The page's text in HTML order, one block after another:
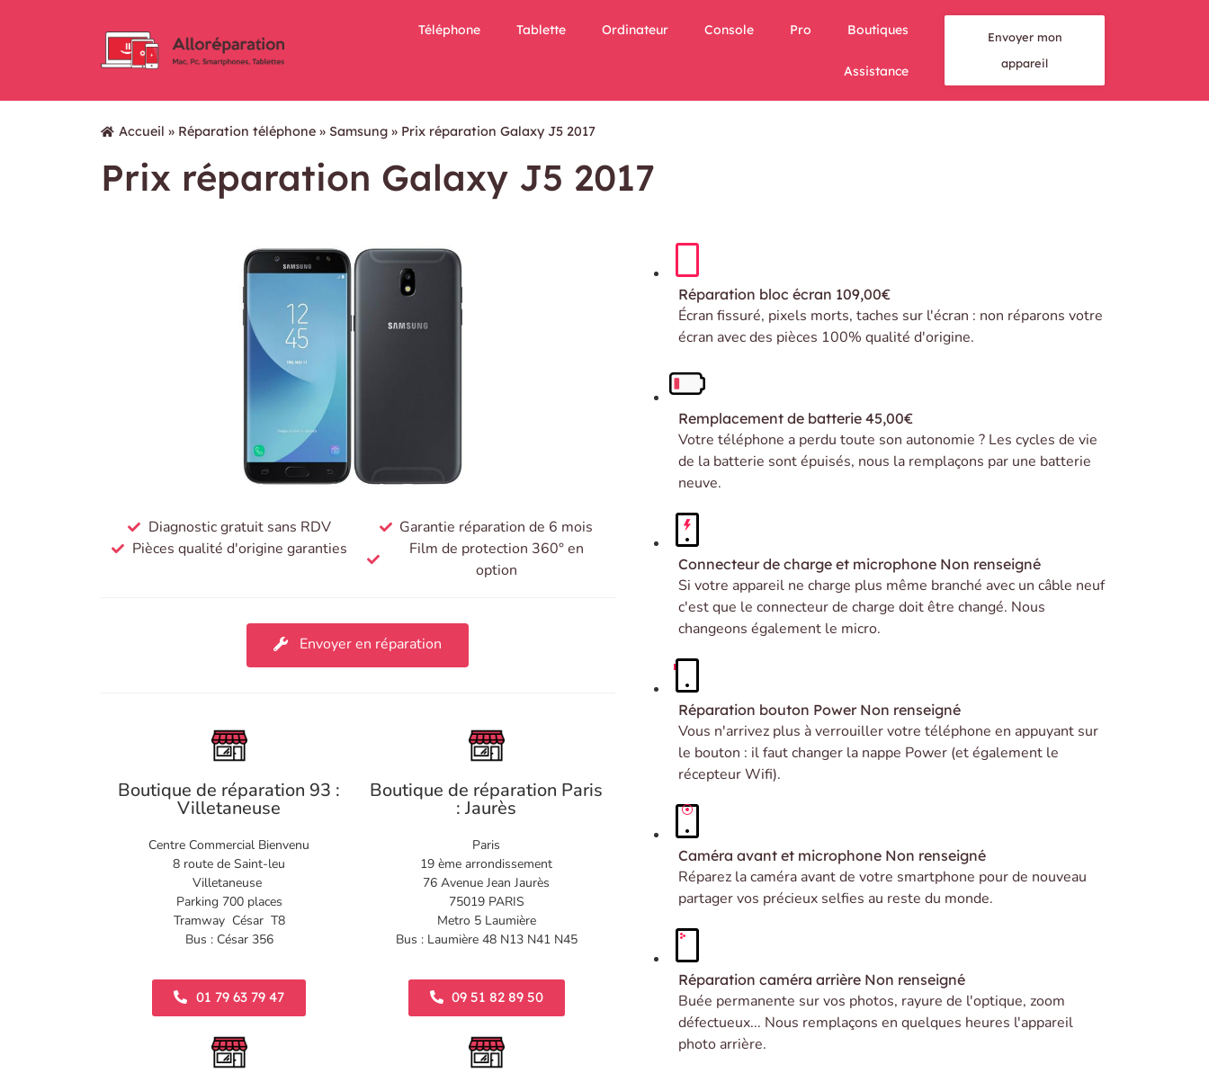
Téléphone Tablette Ordinateur Console Pro Boutiques
Assistance
Envoyer mon
appareil
Accueil » Réparation téléphone » Samsung » Prix réparation Galaxy J5 2017
Prix réparation Galaxy J5 2017
Diagnostic gratuit sans RDV
Pièces qualité d'origine garanties
Garantie réparation de 6 mois
Film de protection 360° en
option
Envoyer en réparation
Boutique de réparation 93 :
Villetaneuse
Centre Commercial Bienvenu
8 route de Saint-leu
Villetaneuse
Parking 700 places
Tramway César T8
Bus : César 356
01 79 63 79 47
Boutique de réparation Paris
: Jaurès
Paris
19 ème arrondissement
76 Avenue Jean Jaurès
75019 PARIS
Metro 5 Laumière
Bus : Laumière 48 N13 N41 N45
09 51 82 89 50
Réparation bloc écran 109,00€
Écran fissuré, pixels morts, taches sur l'écran : non réparons votre
écran avec des pièces 100% qualité d'origine.
Remplacement de batterie 45,00€
Votre téléphone a perdu toute son autonomie ? Les cycles de vie
de la batterie sont épuisés, nous la remplaçons par une batterie
neuve.
Connecteur de charge et microphone Non renseigné
Si votre appareil ne charge plus même branché avec un câble neuf
c'est que le connecteur de charge doit être changé. Nous
changeons également le micro.
Réparation bouton Power Non renseigné
Vous n'arrivez plus à verrouiller votre téléphone en appuyant sur
le bouton : il faut changer la nappe Power (et également le
récepteur Wifi).
Caméra avant et microphone Non renseigné
Réparez la caméra avant de votre smartphone pour de nouveau
partager vos précieux selfies au reste du monde.
Réparation caméra arrière Non renseigné
Buée permanente sur vos photos, rayure de l'optique, zoom
défectueux... Nous remplaçons en quelques heures l'appareil
photo arrière.